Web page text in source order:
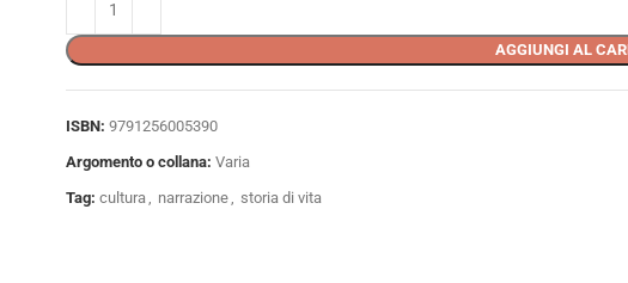
AGGIUNGI AL
ISBN: 9791256005390
Argomento o collana: Varia
Tag: cultura narrazione storia di vita